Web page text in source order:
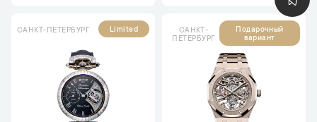
САНКТ-ПЕТЕРБУРГ Limited
САНКТ-
ПЕТЕРБУРГ
Подарочный
вариант